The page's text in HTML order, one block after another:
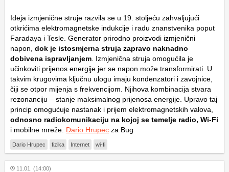
Ideja izmjenične struje razvila se u 19. stoljeću zahvaljujući
otkrićima elektromagnetske indukcije i radu znanstvenika poput
Faradaya i Tesle. Generator prirodno proizvodi izmjenični
napon, dok je istosmjerna struja zapravo naknadno
dobivena ispravljanjem . Izmjenična struja omogućila je
učinkoviti prijenos energije jer se napon može transformirati. U
takvim krugovima ključnu ulogu imaju kondenzatori i zavojnice,
čiji se otpor mijenja s frekvencijom. Njihova kombinacija stvara
rezonanciju – stanje maksimalnog prijenosa energije. Upravo taj
princip omogućuje nastanak i prijem elektromagnetskih valova,
odnosno radiokomunikaciju na kojoj se temelje radio, Wi-Fi
i mobilne mreže. Dario Hrupec za Bug
Dario Hrupec fizika Internet wi-fi
11.01. (14:00)